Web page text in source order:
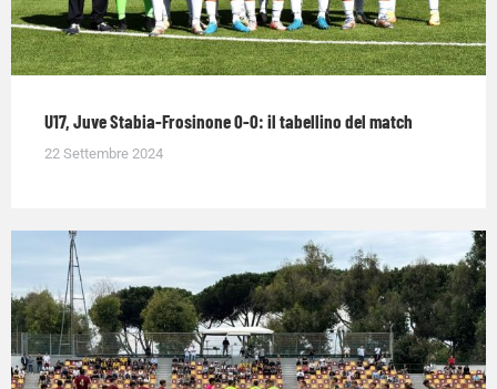
U17, Juve Stabia-Frosinone 0-0: il tabellino del match
22 Settembre 2024